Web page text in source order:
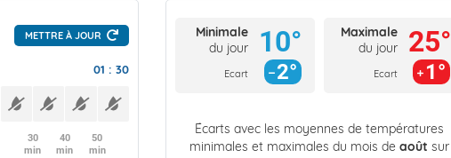
METTRE À JOUR
01 : 30
30
min
40
min
50
min
Minimale
du jour
Ecart
10°
2°
Maximale
du jour
Ecart
25°
1°
Écarts avec les moyennes de températures
minimales et maximales du mois de août sur